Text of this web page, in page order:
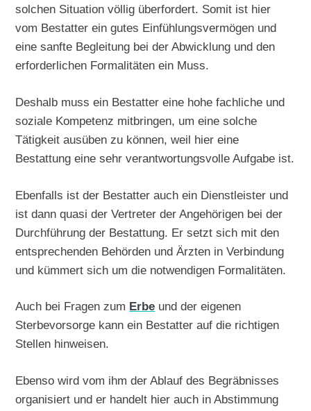
solchen Situation völlig überfordert. Somit ist hier
vom Bestatter ein gutes Einfühlungsvermögen und
eine sanfte Begleitung bei der Abwicklung und den
erforderlichen Formalitäten ein Muss.
Deshalb muss ein Bestatter eine hohe fachliche und
soziale Kompetenz mitbringen, um eine solche
Tätigkeit ausüben zu können, weil hier eine
Bestattung eine sehr verantwortungsvolle Aufgabe ist.
Ebenfalls ist der Bestatter auch ein Dienstleister und
ist dann quasi der Vertreter der Angehörigen bei der
Durchführung der Bestattung. Er setzt sich mit den
entsprechenden Behörden und Ärzten in Verbindung
und kümmert sich um die notwendigen Formalitäten.
Auch bei Fragen zum Erbe und der eigenen
Sterbevorsorge kann ein Bestatter auf die richtigen
Stellen hinweisen.
Ebenso wird vom ihm der Ablauf des Begräbnisses
organisiert und er handelt hier auch in Abstimmung